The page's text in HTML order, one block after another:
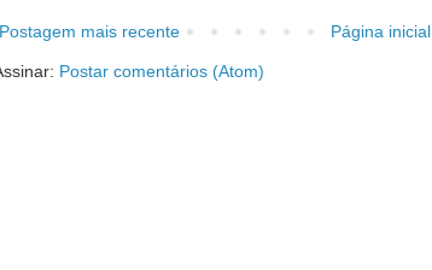
Postagem mais recente Página inicial
Postar comentários (Atom)